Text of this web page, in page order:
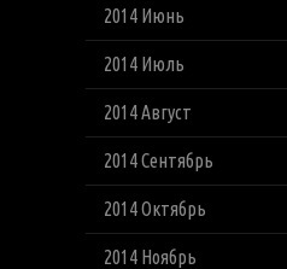
2014 Июнь
2014 Июль
2014 Август
2014 Сентябрь
2014 Октябрь
2014 Ноябрь